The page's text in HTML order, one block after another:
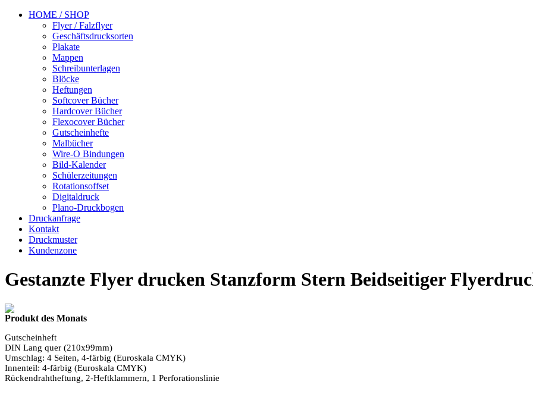
HOME / SHOP
Flyer / Falzflyer
Geschäftsdrucksorten
Plakate
Mappen
Schreibunterlagen
Blöcke
Heftungen
Softcover Bücher
Hardcover Bücher
Flexocover Bücher
Gutscheinhefte
Malbücher
Wire-O Bindungen
Bild-Kalender
Schülerzeitungen
Rotationsoffset
Digitaldruck
Plano-Druckbogen
Druckanfrage
Kontakt
Druckmuster
Kundenzone
Gestanzte Flyer drucken Stanzform Stern Beidseitiger
Produkt des Monats
Gutscheinheft
DIN Lang quer (210x99mm)
Umschlag: 4 Seiten, 4-färbig (Euroskala CMYK)
Innenteil: 4-färbig (Euroskala CMYK)
Rückendrahtheftung, 2-Heftklammern, 1 Perforationslinie